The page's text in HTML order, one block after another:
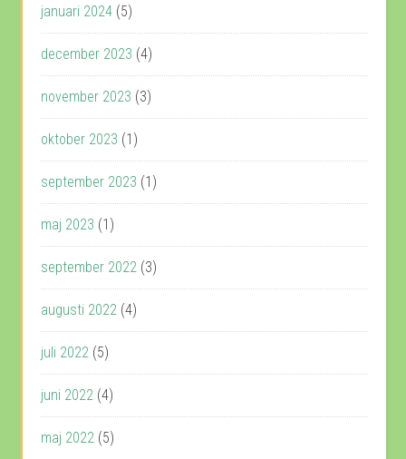
januari 2024 (5)
december 2023 (4)
november 2023 (3)
oktober 2023 (1)
september 2023 (1)
maj 2023 (1)
september 2022 (3)
augusti 2022 (4)
juli 2022 (5)
juni 2022 (4)
maj 2022 (5)